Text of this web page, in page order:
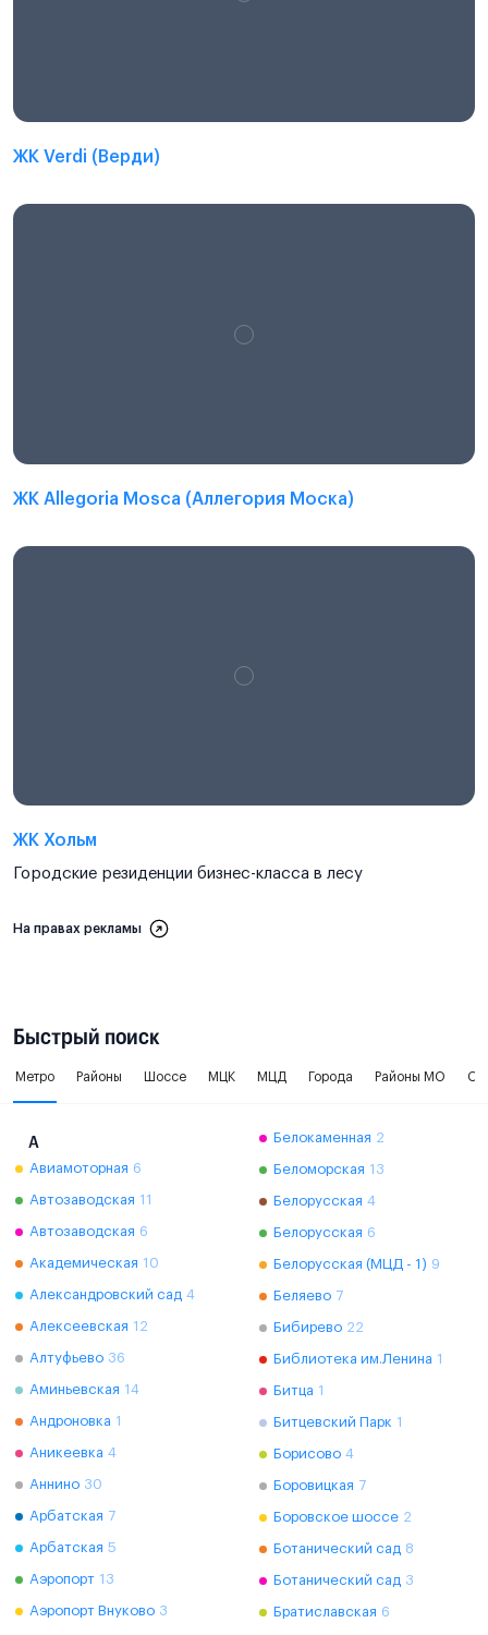
ЖК Verdi (Верди)
ЖК Allegoria Mosca (Аллегория Моска)
ЖК Хольм
Городские резиденции бизнес-класса в лесу
На правах рекламы
Быстрый поиск
Метро Районы Шоссе МЦК МЦД Города Районы МО
А
Авиамоторная 6
Автозаводская 11
Автозаводская 6
Академическая 10
Александровский сад 4
Алексеевская 12
Алтуфьево 36
Аминьевская 14
Андроновка 1
Аникеевка 4
Аннино 30
Арбатская 7
Арбатская 5
Аэропорт 13
Аэропорт Внуково 3
Белокаменная 2
Беломорская 13
Белорусская 4
Белорусская 6
Белорусская (МЦД - 1) 9
Беляево 7
Бибирево 22
Библиотека им.Ленина 1
Битца 1
Битцевский Парк 1
Борисово 4
Боровицкая 7
Боровское шоссе 2
Ботанический сад 8
Ботанический сад 3
Братиславская 6